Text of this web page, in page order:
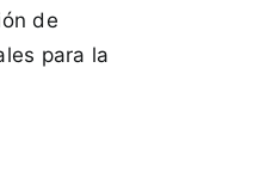
de
para la